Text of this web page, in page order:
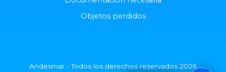
Objetos perdidos
Andesmar - Todos los derechos reservados 2026